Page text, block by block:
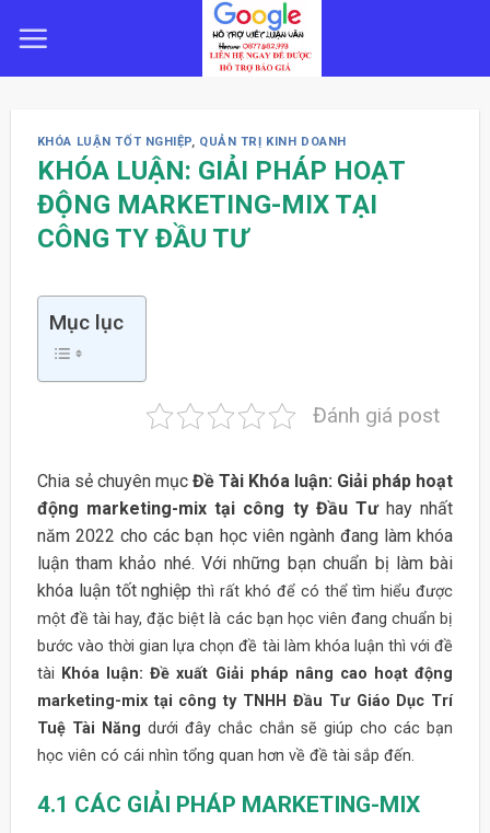
KHÓA LUẬN TỐT NGHIỆP, QUẢN TRỊ KINH DOANH
KHÓA LUẬN: GIẢI PHÁP HOẠT
ĐỘNG MARKETING-MIX TẠI
CÔNG TY ĐẦU TƯ
Mục lục
Đánh giá post
Chia sẻ chuyên mục Đề Tài Khóa luận: Giải pháp hoạt
động marketing-mix tại công ty Đầu Tưhay nhất
năm 2022 cho các bạn học viên ngành đang làm khóa
luận tham khảo nhé. Với những bạn chuẩn bị làm bài
khóa luận tốt nghiệp thì rất khó để có thể tìm hiểu được
một đề tài hay, đặc biệt là các bạn học viên đang chuẩn bị
bước vào thời gian lựa chọn đề tài làm khóa luận thì với đề
tài Khóa luận: Đề xuất Giải pháp nâng cao hoạt động
marketing-mix tại công ty TNHH Đầu Tư Giáo Dục Trí
Tuệ Tài Năng dưới đây chắc chắn sẽ giúp cho các bạn
học viên có cái nhìn tổng quan hơn về đề tài sắp đến.
4.1 CÁC GIẢI PHÁP MARKETING-MIX